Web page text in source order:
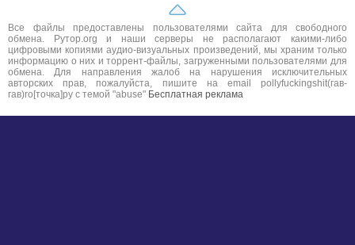
Все файлы предоставлены пользователями сайта для свободного
обмена. Рутор.org и наши серверы не располагают какими-либо
цифровыми копиями аудио-визуальных произведений, мы храним только
информацию о них и торрент-файлы, загруженными пользователями для
обмена. Для направления жалоб на нарушения исключительных
авторских прав, пожалуйста, пишите на email pollyfuckingshit(гав-
гав)ro[точка]ру с темой "abuse" Бесплатная реклама